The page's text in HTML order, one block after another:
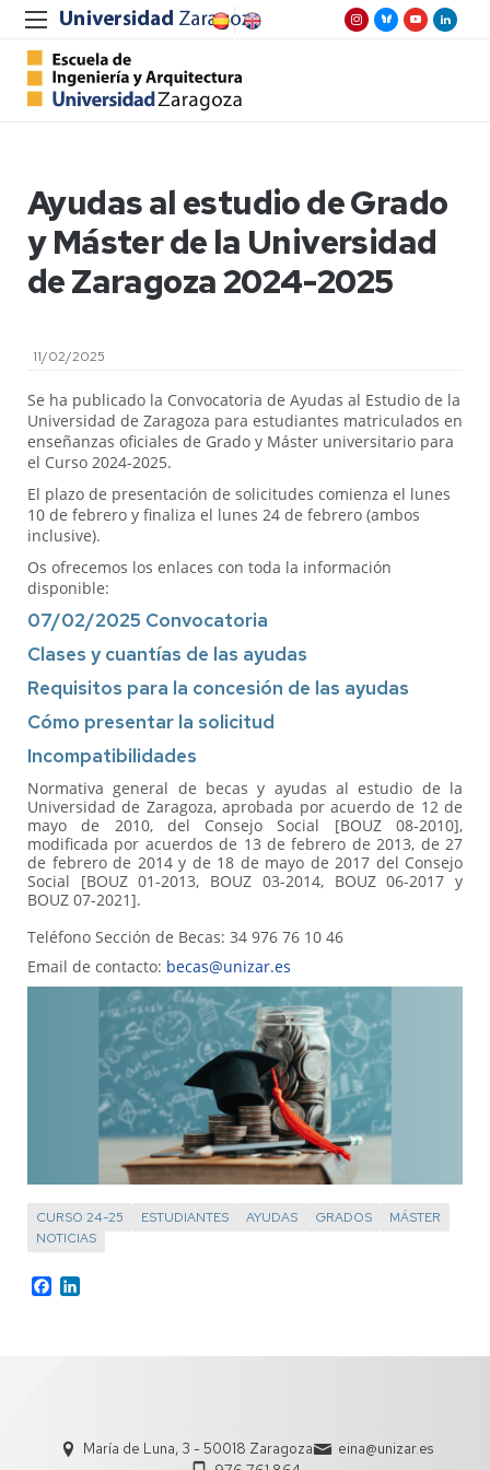
Ayudas al estudio de Grado
y Máster de la Universidad
de Zaragoza 2024-2025
11/02/2025
Se ha publicado la Convocatoria de Ayudas al Estudio de la
Universidad de Zaragoza para estudiantes matriculados en
enseñanzas oficiales de Grado y Máster universitario para
el Curso 2024-2025.
El plazo de presentación de solicitudes comienza el lunes
10 de febrero y finaliza el lunes 24 de febrero (ambos
inclusive).
Os ofrecemos los enlaces con toda la información
disponible:
07/02/2025 Convocatoria
Clases y cuantías de las ayudas
Requisitos para la concesión de las ayudas
Cómo presentar la solicitud
Incompatibilidades
Normativa general de becas y ayudas al estudio de la
Universidad de Zaragoza, aprobada por acuerdo de 12 de
mayo de 2010, del Consejo Social [BOUZ 08-2010],
modificada por acuerdos de 13 de febrero de 2013, de 27
de febrero de 2014 y de 18 de mayo de 2017 del Consejo
Social [BOUZ 01-2013, BOUZ 03-2014, BOUZ 06-2017 y
BOUZ 07-2021].
Teléfono Sección de Becas: 34 976 76 10 46
Email de contacto: becas@unizar.es
CURSO 24-25 ESTUDIANTES AYUDAS GRADOS
MÁSTER
NOTICIAS
Facebook
María de Luna, 3 - 50018 Zaragoza
eina@unizar.es